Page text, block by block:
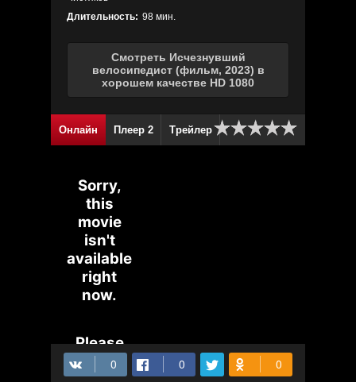
Длительность: 98 мин.
Смотреть Исчезнувший
велосипедист (фильм, 2023) в
хорошем качестве HD 1080
Онлайн Плеер 2 Трейлер